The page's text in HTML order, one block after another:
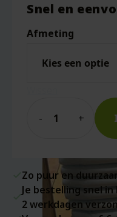
Snel en
Afmeting
Zo puur en
Je bestelling snel
2 werkdagen